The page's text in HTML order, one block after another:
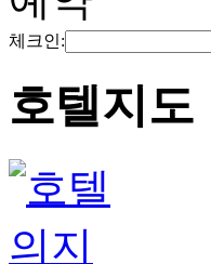
체크인:
호텔지도